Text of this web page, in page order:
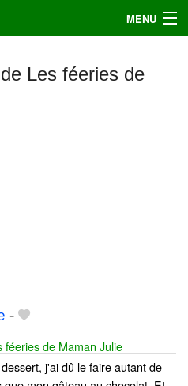
MENU
Les féeries de
-
féeries de Maman Julie
j'ai dû le faire autant de